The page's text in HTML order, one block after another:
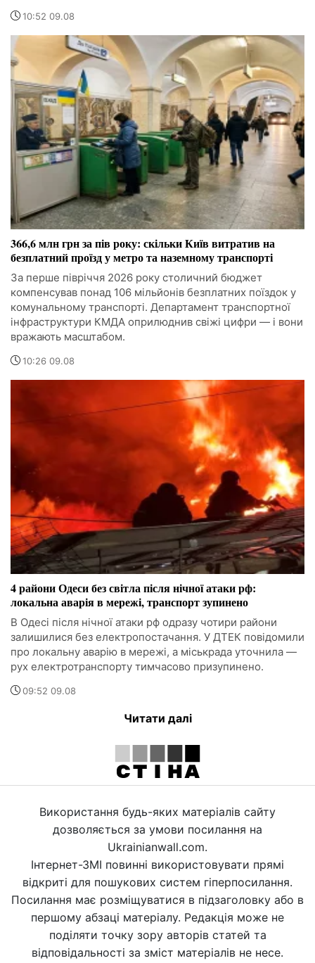
10:52 09.08
366,6 млн грн за пів року: скільки Київ витратив на
безплатний проїзд у метро та наземному транспорті
За перше півріччя 2026 року столичний бюджет
компенсував понад 106 мільйонів безплатних поїздок у
комунальному транспорті. Департамент транспортної
інфраструктури КМДА оприлюднив свіжі цифри — і вони
вражають масштабом.
10:26 09.08
4 райони Одеси без світла після нічної атаки рф:
локальна аварія в мережі, транспорт зупинено
В Одесі після нічної атаки рф одразу чотири райони
залишилися без електропостачання. У ДТЕК повідомили
про локальну аварію в мережі, а міськрада уточнила —
рух електротранспорту тимчасово призупинено.
09:52 09.08
Читати далі
Використання будь-яких матеріалів сайту
дозволяється за умови посилання на
Ukrainianwall.com.
Інтернет-ЗМІ повинні використовувати прямі
відкриті для пошукових систем гіперпосилання.
Посилання має розміщуватися в підзаголовку або в
першому абзаці матеріалу. Редакція може не
поділяти точку зору авторів статей та
відповідальності за зміст матеріалів не несе.